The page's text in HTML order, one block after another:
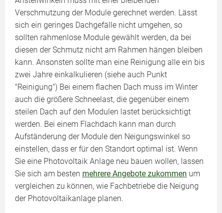
Verschmutzung der Module gerechnet werden. Lässt
sich ein geringes Dachgefälle nicht umgehen, so
sollten rahmenlose Module gewählt werden, da bei
diesen der Schmutz nicht am Rahmen hängen bleiben
kann. Ansonsten sollte man eine Reinigung alle ein bis
zwei Jahre einkalkulieren (siehe auch Punkt
"Reinigung") Bei einem flachen Dach muss im Winter
auch die größere Schneelast, die gegenüber einem
steilen Dach auf den Modulen lastet berücksichtigt
werden. Bei einem Flachdach kann man durch
Aufständerung der Module den Neigungswinkel so
einstellen, dass er für den Standort optimal ist. Wenn
Sie eine Photovoltaik Anlage neu bauen wollen, lassen
Sie sich am besten mehrere Angebote zukommen um
vergleichen zu können, wie Fachbetriebe die Neigung
der Photovoltaikanlage planen.